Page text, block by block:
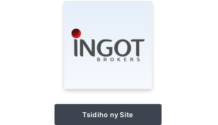
Tsidiho ny Site